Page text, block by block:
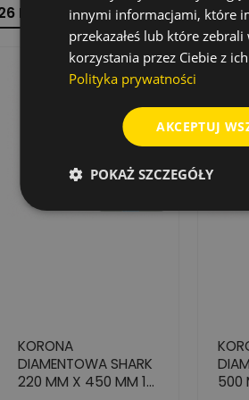
INNYCH PRODUKTÓW W TEJ
KORONA
DIAMENTOWA SHARK
220 MM X 450 MM 1
500
innymi informacjami, które
przekazałeś lub które
korzystania przez Ciebie z ich
Polityka prywatności
AKCEPTUJ
POKAŻ SZCZEGÓŁY